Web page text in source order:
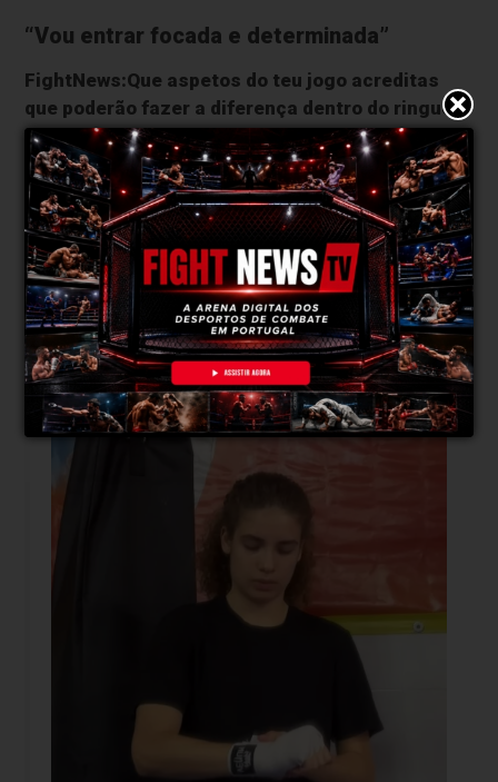
“Vou entrar focada e determinada”
FightNews:Que aspetos do teu jogo acreditas
que poderão fazer a diferença dentro do ringue?
Mesmo sendo a minha estreia em neo
profissional, acredito que a experiência que já
tenho me dá confiança para fazer um bom
combate. Vou entrar focada e determinada
para procurar a vitória.